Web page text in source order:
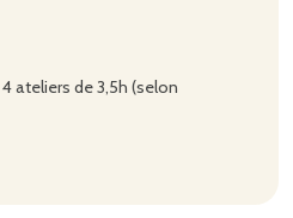
ateliers de 3,5h (selon